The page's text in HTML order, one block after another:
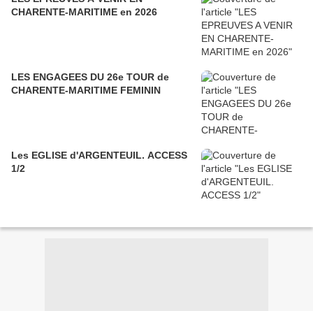
CHARENTE-MARITIME en 2026
LES ENGAGEES DU 26e TOUR de
CHARENTE-MARITIME FEMININ
Les EGLISE d'ARGENTEUIL. ACCESS
1/2